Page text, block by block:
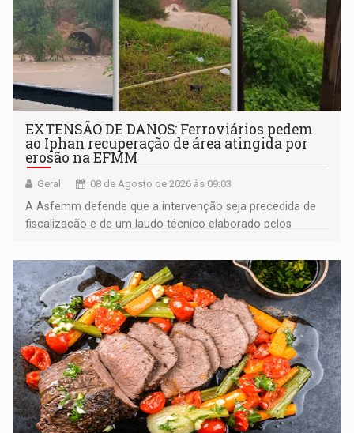
EXTENSÃO DE DANOS: Ferroviários pedem
ao Iphan recuperação de área atingida por
erosão na EFMM
Geral 08 de Agosto de 2026 às 09:03
A Asfemm defende que a intervenção seja precedida de
fiscalização e de um laudo técnico elaborado pelos